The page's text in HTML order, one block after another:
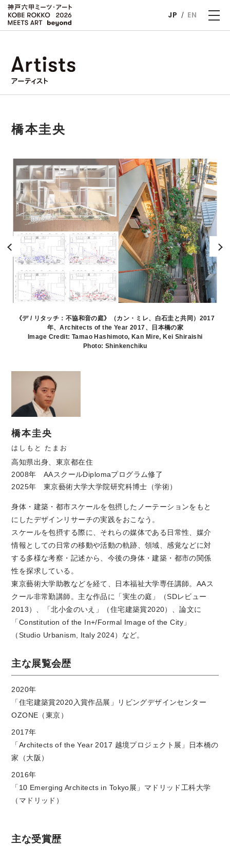
JP EN
橋本圭央
《デ / リタッチ：不協和音の庭》（カン・ミレ、白石圭と共同）2017
年、Architects of the Year 2017、日本橋の家
Image Credit: Tamao Hashimoto, Kan Mire, Kei Shiraishi
Photo: Shinkenchiku
橋本圭央
はしもと たまお
高知県出身、東京都在住
2008年 AAスクールDiplomaプログラム修了
2025年 東京藝術大学大学院研究科博士（学術）
身体・建築・都市スケールを包摂したノーテーションをもと
にしたデザインリサーチの実践をおこなう。
スケールを包摂する際に、それらの媒体である日常性、媒介
情報としての日常の移動や活動の軌跡、領域、感覚などに対
する多様な考察・記述から、今後の身体・建築・都市の関係
性を探求している。
東京藝術大学助教などを経て、日本福祉大学専任講師。AAス
クール非常勤講師。主な作品に「実生の庭」（SDレビュー
2013）、「北小金のいえ」（住宅建築賞2020）、論文に
「Constitution of the In+/Formal Image of the City」
（Studio Urbanism, Italy 2024）など。
主な展覧会歴
2020年
「住宅建築賞2020入賞作品展」リビングデザインセンター
OZONE（東京）
2017年
「Architects of the Year 2017 越境プロジェクト展」日本橋の
家（大阪）
2016年
「10 Emerging Architects in Tokyo展」マドリッド工科大学
（マドリッド）
主な受賞歴